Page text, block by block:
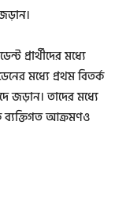
প্রার্থীদের মধ্যে
মধ্যে প্রথম বিতর্ক
জড়ান। তাদের মধ্যে
ব্যক্তিগত আক্রমণও